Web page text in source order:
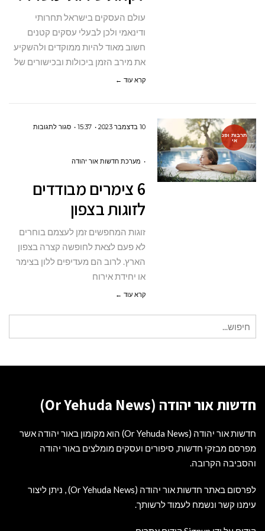
עולם העסקים בישראל תחרותי
ודינאמי ולכן לבעלי עסקים קטנים
חשוב מאוד להיות ממוקדים ולהשקיע
את מירב הזמן ביכולות ובכישורים של
קרא עוד ←
תרבות ופנ
אי
10 בדצמבר 2023 15:37 סגור לתגובותעל
מערכת חדשות אור יהודה
6 צימרים מבודדים
לזוגות בצפון
זוגות המחפשים זמן לעצמם בוחרים
לא פעם לצאת לחופשה קצרה בצפון
הארץ. לרוב הם מעדיפים ללון בצימר
או יחידת אירוח
קרא עוד ←
עבור:
חדשות אור יהודה (Or Yehuda News)
חדשות אור יהודה (Or Yehuda News) הוא מקומון באור יהודה אשר
מפרסם מבזקי חדשות, סיפורים ועסקים מומלצים באור יהודה
והסביבה הקרובה.
לפרסום באתר חדשות אור יהודה (Or Yehuda News) , ניתן ליצור
עימנו קשר ונשמח לעמוד לרשותך.